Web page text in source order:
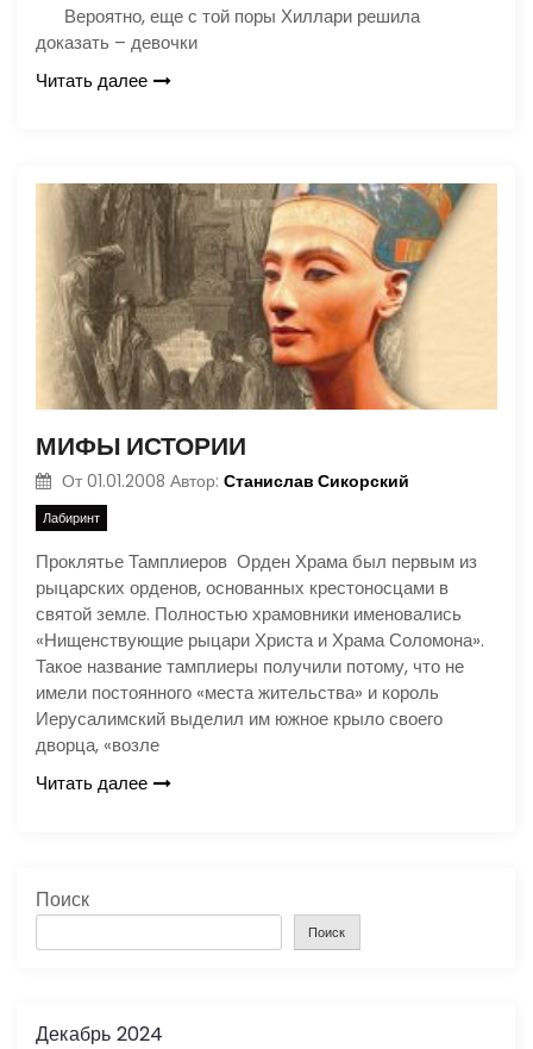
Вероятно, еще с той поры Хиллари решила
доказать – девочки
Читать далее
МИФЫ ИСТОРИИ
От 01.01.2008 Автор: Станислав Сикорский
Лабиринт
Проклятье Тамплиеров Орден Храма был первым из
рыцарских орденов, основанных крестоносцами в
святой земле. Полностью храмовники именовались
«Нищенствующие рыцари Христа и Храма Соломона».
Такое название тамплиеры получили потому, что не
имели постоянного «места жительства» и король
Иерусалимский выделил им южное крыло своего
дворца, «возле
Читать далее
Поиск
Поиск
Декабрь 2024